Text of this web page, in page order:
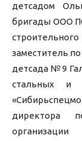
детсадом
бригады ООО
заместитель
детсада №9
стальных и
директора